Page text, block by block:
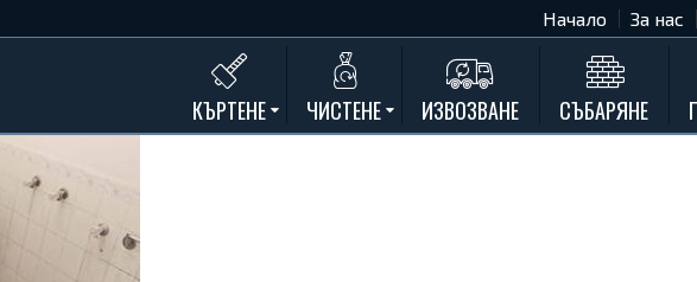
Начало За нас
КЪРТЕНЕ ЧИСТЕНЕ ИЗВОЗВАНЕ СЪБАРЯНЕ